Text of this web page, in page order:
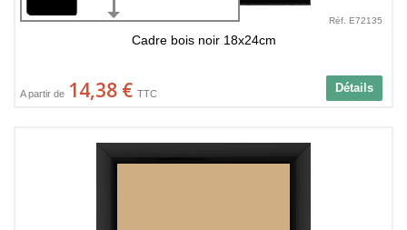
Réf. E72135
Cadre bois noir 18x24cm
Détails
A partir de 14,38 € TTC